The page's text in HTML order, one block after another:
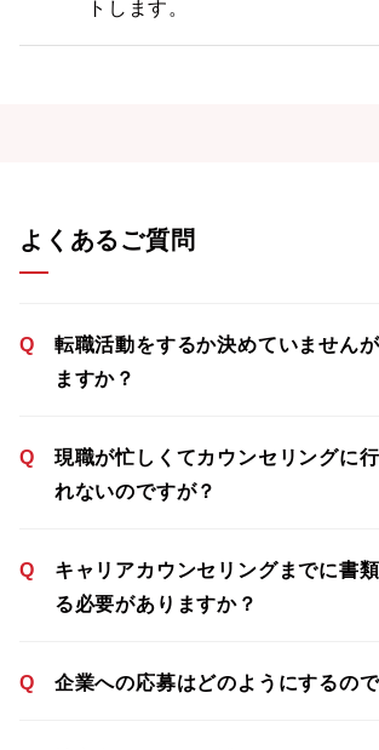
トします。
よくあるご質問
Q
転職活動をするか決めていません
ますか？
Q
現職が忙しくてカウンセリングに
れないのですが？
Q
キャリアカウンセリングまでに書
る必要がありますか？
Q 企業への応募はどのようにするの